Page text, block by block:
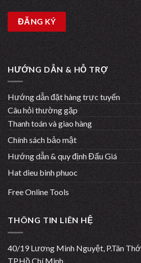
HƯỚNG DẪN & HỖ TRỢ
Hướng dẫn đặt hàng trực tuyến
Câu hỏi thường gặp
Thanh toán và giao hàng
Chính sách bảo mật
Hướng dẫn & quy định Đấu Giá
Hat dieu binh phuoc
Free Online Tools
THÔNG TIN LIÊN HỆ
40/19 Lương Minh Nguyệt, P.Tân
TP.Hồ Chí Minh